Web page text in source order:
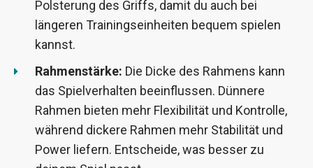
Polsterung des Griffs, damit du auch bei
längeren Trainingseinheiten bequem spielen
kannst.
Rahmenstärke: Die Dicke des Rahmens kann
das Spielverhalten beeinflussen. Dünnere
Rahmen bieten mehr Flexibilität und Kontrolle,
während dickere Rahmen mehr Stabilität und
Power liefern. Entscheide, was besser zu